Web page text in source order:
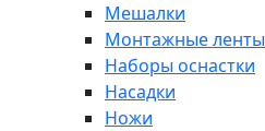
Мешалки
Монтажные ленты
Наборы оснастки
Насадки
Ножи